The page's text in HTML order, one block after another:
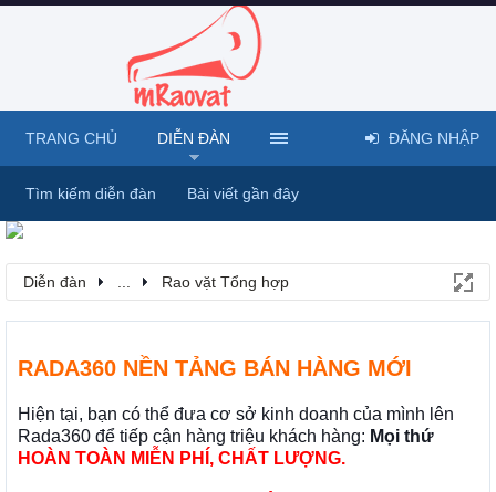
Diễn đàn Rao vặt Tổng hợp
RADA360 NỀN TẢNG BÁN HÀNG MỚI
Hiện tại, bạn có thể đưa cơ sở kinh doanh của mình lên
Rada360 để tiếp cận hàng triệu khách hàng: Mọi thứ
HOÀN TOÀN MIỄN PHÍ, CHẤT LƯỢNG.
TRANG CHỦ DIỄN ĐÀN
Tìm kiếm diễn đàn Bài viết gần đây
ĐĂNG NHẬP